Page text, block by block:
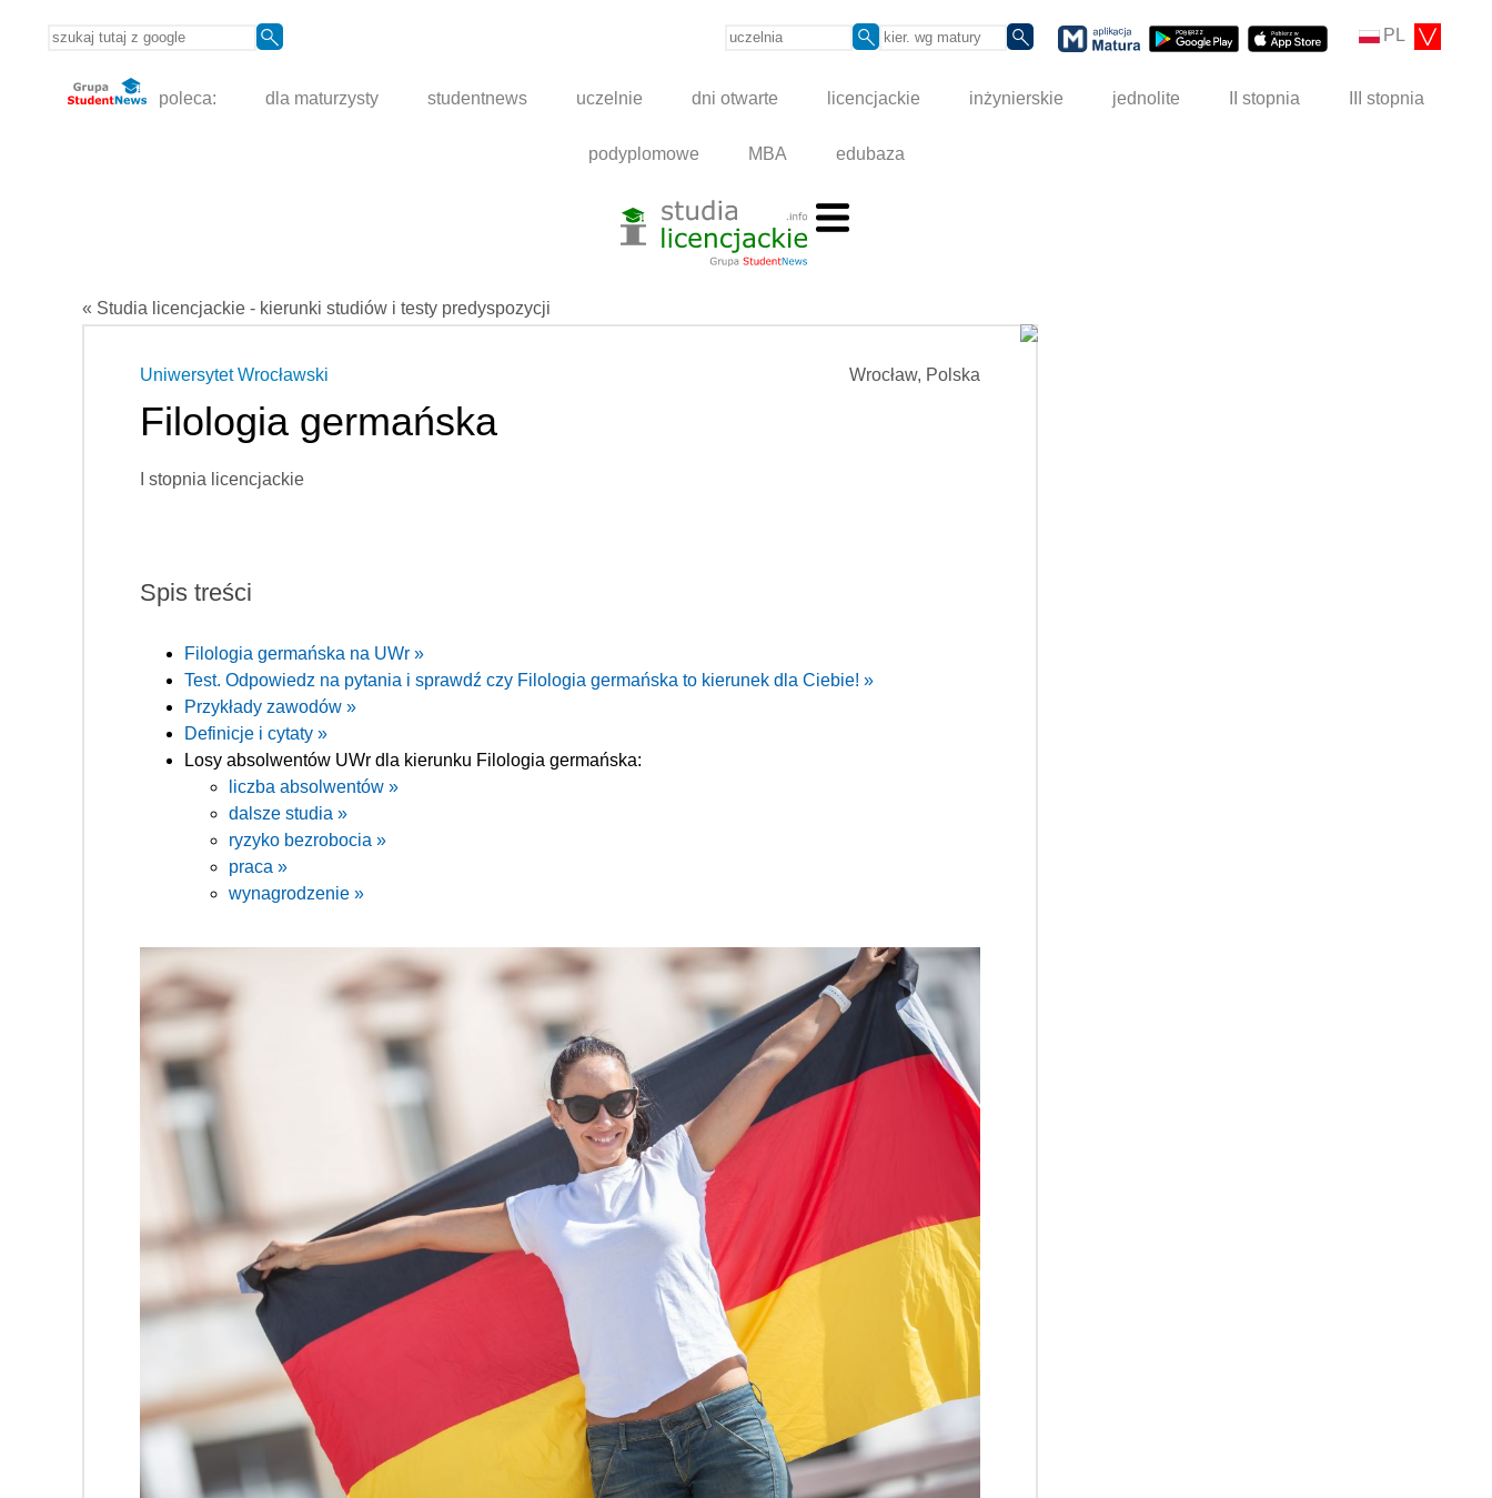
PL
poleca: dla maturzysty studentnews uczelnie dni otwarte licencjackie inżynierskie jednolite II stopnia III stopnia
podyplomowe MBA edubaza
« Studia licencjackie - kierunki studiów i testy predyspozycji
Wrocław, Polska
Uniwersytet Wrocławski
Filologia germańska
I stopnia licencjackie
Spis treści
Filologia germańska na UWr »
Test. Odpowiedz na pytania i sprawdź czy Filologia germańska to kierunek dla Ciebie! »
Przykłady zawodów »
Definicje i cytaty »
Losy absolwentów UWr dla kierunku Filologia germańska:
liczba absolwentów »
dalsze studia »
ryzyko bezrobocia »
praca »
wynagrodzenie »